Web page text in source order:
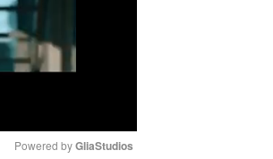
Powered by GliaStudios